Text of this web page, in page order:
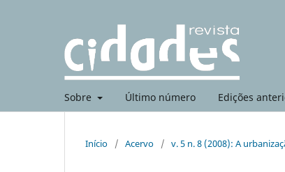
Sobre Último número Edições
Início / Acervo / v. 5 n. 8 (2008): A